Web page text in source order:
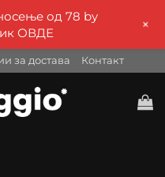
за достава Контакт
од 78 by
ОВДЕ +